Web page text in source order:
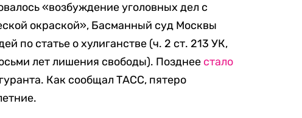
«возбуждение уголовных дел с
окраской», Басманный суд Москвы
по статье о хулиганстве (ч. 2 ст. 213 УК,
лет лишения свободы). Позднее стало
Как сообщал ТАСС, пятеро